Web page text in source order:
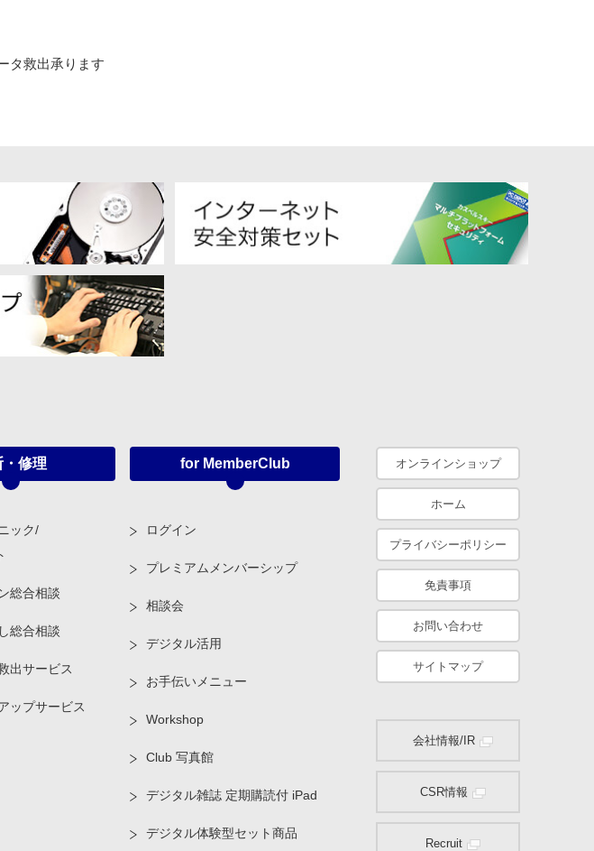
タ救出承ります
・修理
ック/
総合相談
総合相談
出サービス
ップサービス
for MemberClub
ログイン
プレミアムメンバーシップ
相談会
デジタル活用
お手伝いメニュー
Workshop
Club 写真館
デジタル雑誌 定期購読付 iPad
デジタル体験型セット商品
オンラインショップ
ホーム
プライバシーポリシー
免責事項
お問い合わせ
サイトマップ
会社情報/IR
CSR情報
Recruit